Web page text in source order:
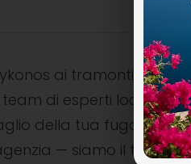
ai tramonti
di esperti locali è
della tua fuga
— siamo il tuo